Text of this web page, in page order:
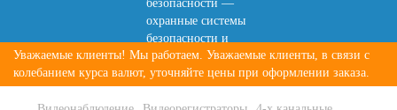
Уважаемые клиенты! Мы работаем. Уважаемые клиенты, в связи с
колебанием курса валют, уточняйте цены при оформлении заказа.